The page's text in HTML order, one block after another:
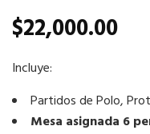
$22,000.00
Incluye:
Partidos de Polo,
Mesa asignada 6